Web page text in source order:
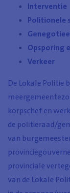
Interventie
Politionele
Opsporing
Verkeer
De Lokale Politie
korpschef en
de politieraad/
van
provinciale
van de Lokale